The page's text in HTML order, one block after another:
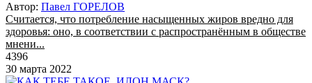
Автор: Павел ГОРЕЛОВ
Считается, что потребление насыщенных жиров вредно для
здоровья: оно, в соответствии с распространённым в обществе
мнени...
4396
30 марта 2022